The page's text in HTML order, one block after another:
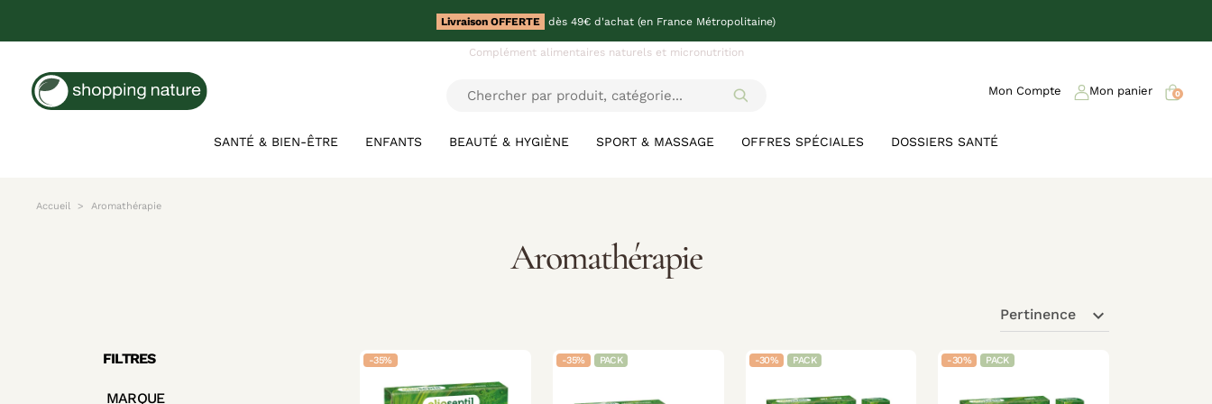
Livraison OFFERTE dès 49€ d'achat (en France Métropolitaine)
Complément alimentaires naturels et micronutrition
SANTÉ & BIEN-ÊTRE ENFANTS BEAUTÉ & HYGIÈNE SPORT & MASSAGE OFFRES SPÉCIALES DOSSIERS SANTÉ
Mon Compte Mon panier 0
Accueil Aromathérapie
Aromathérapie
Pertinence expand_more
FILTRES
MARQUE
-35% -35% PACK -30% PACK -30% PACK